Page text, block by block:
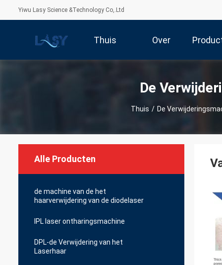
Yiwu Lasy Science &Technology Co,.Ltd
Thuis Over
Ons
De
Thuis / De
Alle Producten
de machine van de het
haarverwijdering van de diodelaser
IPL laser ontharingsmachine
DPL-de Verwijdering van het
Laserhaar